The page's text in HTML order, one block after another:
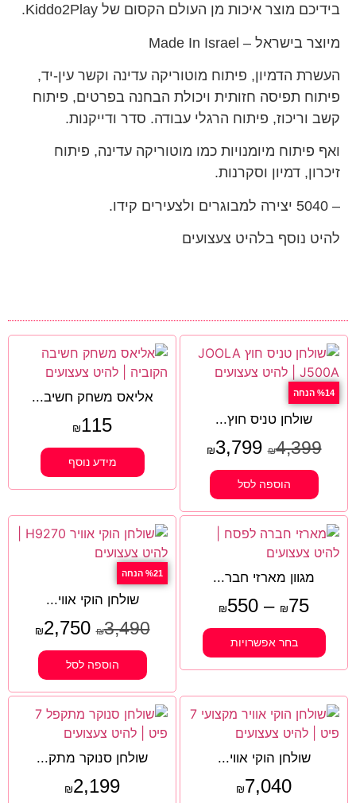
בידיכם מוצר איכות מן העולם הקסום של Kiddo2Play.
מיוצר בישראל – Made In Israel
העשרת הדמיון, פיתוח מוטוריקה עדינה וקשר עין-יד,
פיתוח תפיסה חזותית ויכולת הבחנה בפרטים, פיתוח
קשב וריכוז, פיתוח הרגלי עבודה. סדר ודייקנות.
ואף פיתוח מיומנויות כמו מוטוריקה עדינה, פיתוח
זיכרון, דמיון וסקרנות.
– 5040 יצירה למבוגרים ולצעירים קידו.
להיט נוסף בלהיט צעצועים
%14 הנחה
שולחן טניס חוץ...
₪4,399
₪3,799
הוספה לסל
אליאס משחק חשיב...
₪115
מידע נוסף
מגוון מארזי חבר...
₪75
–
₪550
בחר אפשרויות
%21 הנחה
שולחן הוקי אווי...
₪3,490
₪2,750
הוספה לסל
שולחן הוקי אווי...
₪7,040
שולחן סנוקר מתק...
₪2,199